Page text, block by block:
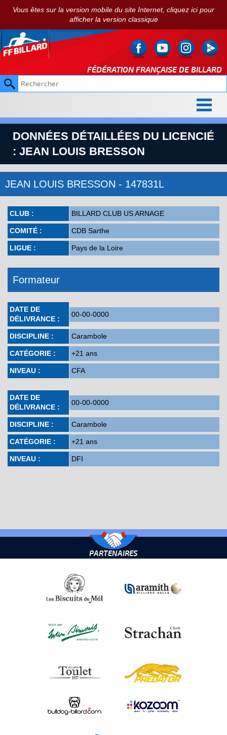
Vous êtes sur la version mobile du site Internet, cliquez ici pour
afficher la version classique
FÉDÉRATION FRANÇAISE DE BILLARD
DONNÉES DÉTAILLÉES DU LICENCIÉ
: JEAN LOUIS BRESSON
JEAN LOUIS BRESSON - 147831L
CLUB : BILLARD CLUB US ARNAGE
COMITÉ : CDB Sarthe
LIGUE : Pays de la Loire
Formateur
DATE DE
DÉLIVRANCE :
00-00-0000
DISCIPLINE : Carambole
CATÉGORIE : +21 ans
NIVEAU : CFA
DATE DE
DÉLIVRANCE :
00-00-0000
DISCIPLINE : Carambole
CATÉGORIE : +21 ans
NIVEAU : DFI
PARTENAIRES